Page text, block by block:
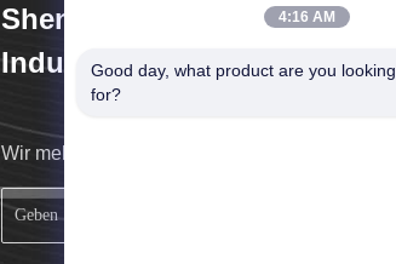
Shenzhen Yu Chuang Wei
Industrial Co., Ltd.
Wir melden uns so schnell wie möglich.
4:16 AM
Good day, what product are you looking
for?